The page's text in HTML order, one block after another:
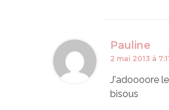
Pauline
2 mai 2013 à
J'adoooore
bisous